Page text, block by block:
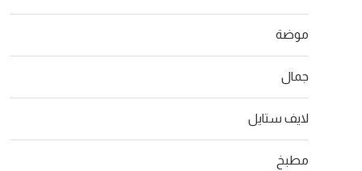
موضة
جمال
لايف ستايل
مطبخ